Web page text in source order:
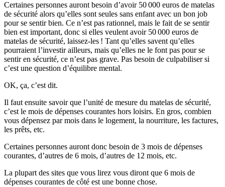
Certaines personnes auront besoin d’avoir 50 000 euros de matelas
de sécurité alors qu’elles sont seules sans enfant avec un bon job
pour se sentir bien. Ce n’est pas rationnel, mais le fait de se sentir
bien est important, donc si elles veulent avoir 50 000 euros de
matelas de sécurité, laissez-les ! Tant qu’elles savent qu’elles
pourraient l’investir ailleurs, mais qu’elles ne le font pas pour se
sentir en sécurité, ce n’est pas grave. Pas besoin de culpabiliser si
c’est une question d’équilibre mental.
OK, ça, c’est dit.
Il faut ensuite savoir que l’unité de mesure du matelas de sécurité,
c’est le mois de dépenses courantes hors loisirs. En gros, combien
vous dépensez par mois dans le logement, la nourriture, les factures,
les prêts, etc.
Certaines personnes auront donc besoin de 3 mois de dépenses
courantes, d’autres de 6 mois, d’autres de 12 mois, etc.
La plupart des sites que vous lirez vous diront que 6 mois de
dépenses courantes de côté est une bonne chose.